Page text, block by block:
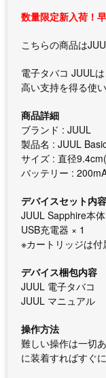
数量限定新入荷！
こちらの商品は
電子タバコ JUUL
高い支持を得る使
商品詳細
ブランド : JUUL
製品名 : JUUL
サイズ : 直径
バッテリー :
デバイスセット内容
JUUL Sapphire本
USB充電器 × 1
※カートリッジは付
デバイス梱包内容
JUUL 電子タバコ
JUUL マニュアル
操作方法
難しい操作は一切
に装着すればすぐ